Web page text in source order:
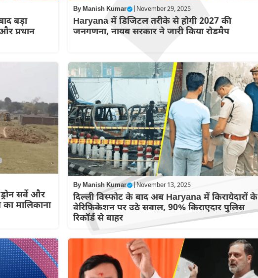
बड़ा
प्रधान
ByManish Kumar | November 29, 2025
Haryana में डिजिटल तरीके से होगी 2027 की
जनगणना, नायब सरकार ने जारी किया रोडमैप
सर्वे और
का मालिकाना
ByManish Kumar |November 13, 2025
दिल्ली विस्फोट के बाद अब Haryana में किरायेदारों के
वेरिफिकेशन पर उठे सवाल, 90% किराएदार पुलिस
रिकॉर्ड से बाहर